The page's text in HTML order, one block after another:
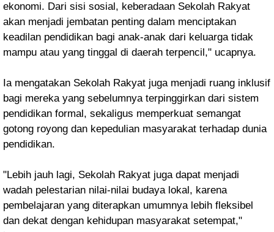
ekonomi. Dari sisi sosial, keberadaan Sekolah Rakyat
akan menjadi jembatan penting dalam menciptakan
keadilan pendidikan bagi anak-anak dari keluarga tidak
mampu atau yang tinggal di daerah terpencil," ucapnya.
Ia mengatakan Sekolah Rakyat juga menjadi ruang inklusif
bagi mereka yang sebelumnya terpinggirkan dari sistem
pendidikan formal, sekaligus memperkuat semangat
gotong royong dan kepedulian masyarakat terhadap dunia
pendidikan.
"Lebih jauh lagi, Sekolah Rakyat juga dapat menjadi
wadah pelestarian nilai-nilai budaya lokal, karena
pembelajaran yang diterapkan umumnya lebih fleksibel
dan dekat dengan kehidupan masyarakat setempat,"